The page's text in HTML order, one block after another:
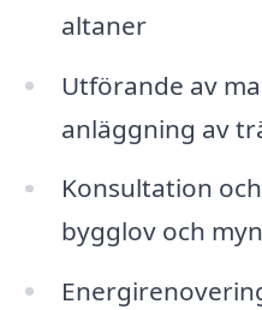
altaner
Utförande av
anläggning av
Konsultation
bygglov och